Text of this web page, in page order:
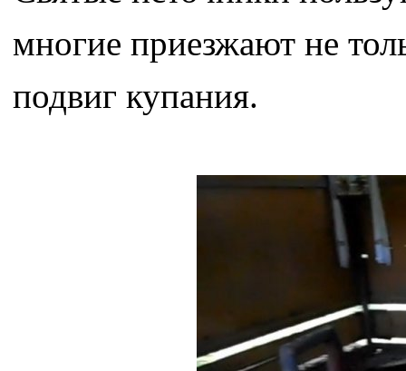
многие приезжают не
подвиг купания.